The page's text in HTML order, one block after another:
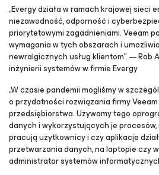
„Evergy działa w ramach krajowej sieci
niezawodność, odporność i
priorytetowymi zagadnieniami. Veeam
wymagania w tych obszarach i
newralgicznych usług klientom”. — Rob
inżynierii systemów w firmie Evergy
„W czasie pandemii mogliśmy w
o przydatności rozwiązania firmy
przedsiębiorstwa. Używamy tego
danych i wykorzystujących je
pracują użytkownicy i czy aplikacje
przetwarzania danych, na laptopie czy
administrator systemów